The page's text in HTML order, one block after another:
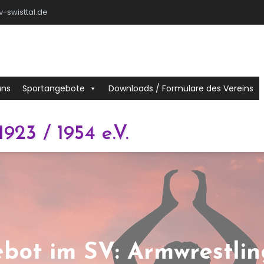
swisttal.de
/ 1954 e.V.
Sportangebote Downloads / Formulare des Vereins
im SV: